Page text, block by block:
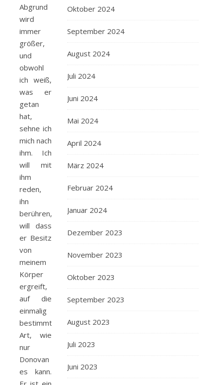
Abgrund
wird
immer
größer,
und
obwohl
ich weiß,
was er
getan
hat,
sehne ich
mich nach
ihm. Ich
will mit
ihm
reden,
ihn
berühren,
will dass
er Besitz
von
meinem
Körper
ergreift,
auf die
einmalig
bestimmte
Art, wie
nur
Donovan
es kann.
Oktober 2024
September 2024
August 2024
Juli 2024
Juni 2024
Mai 2024
April 2024
März 2024
Februar 2024
Januar 2024
Dezember 2023
November 2023
Oktober 2023
September 2023
August 2023
Juli 2023
Juni 2023